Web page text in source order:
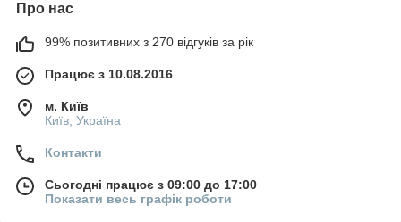
Про нас
99% позитивних з 270 відгуків за рік
Працює з 10.08.2016
м. Київ
Київ, Україна
Контакти
Сьогодні працює з 09:00 до 17:00
Показати весь графік роботи